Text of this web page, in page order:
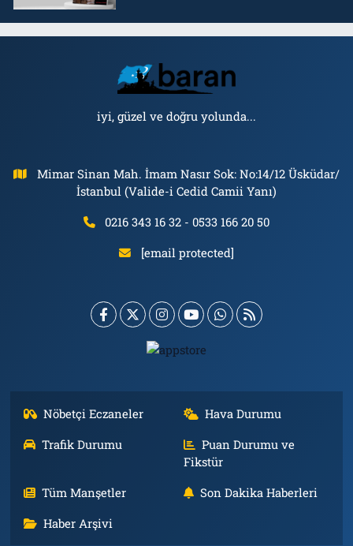
iyi, güzel ve doğru yolunda...
Mimar Sinan Mah. İmam Nasır Sok: No:14/12 Üsküdar/
İstanbul (Valide-i Cedid Camii Yanı)
0216 343 16 32 - 0533 166 20 50
[email protected]
Nöbetçi Eczaneler
Hava Durumu
Trafik Durumu
Puan Durumu ve
Fikstür
Tüm Manşetler
Son Dakika Haberleri
Haber Arşivi